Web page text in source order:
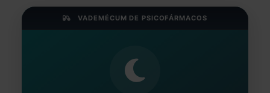
VADEMÉCUM DE PSICOFÁRMACOS